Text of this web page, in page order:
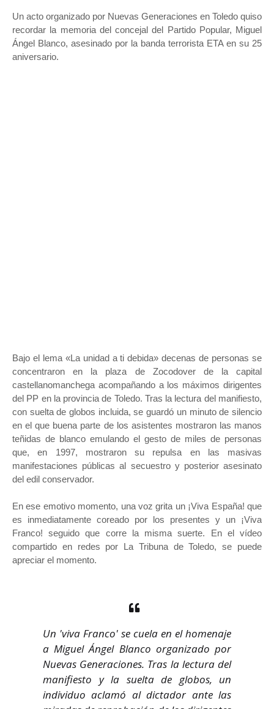
Un acto organizado por Nuevas Generaciones en Toledo quiso
recordar la memoria del concejal del Partido Popular, Miguel
Ángel Blanco, asesinado por la banda terrorista ETA en su 25
aniversario.
Bajo el lema «La unidad a ti debida» decenas de personas se
concentraron en la plaza de Zocodover de la capital
castellanomanchega acompañando a los máximos dirigentes
del PP en la provincia de Toledo. Tras la lectura del manifiesto,
con suelta de globos incluida, se guardó un minuto de silencio
en el que buena parte de los asistentes mostraron las manos
teñidas de blanco emulando el gesto de miles de personas
que, en 1997, mostraron su repulsa en las masivas
manifestaciones públicas al secuestro y posterior asesinato
del edil conservador.
En ese emotivo momento, una voz grita un ¡Viva España! que
es inmediatamente coreado por los presentes y un ¡Viva
Franco! seguido que corre la misma suerte. En el vídeo
compartido en redes por La Tribuna de Toledo, se puede
apreciar el momento.
Un 'viva Franco' se cuela en el homenaje
a Miguel Ángel Blanco organizado por
Nuevas Generaciones. Tras la lectura del
manifiesto y la suelta de globos, un
individuo aclamó al dictador ante las